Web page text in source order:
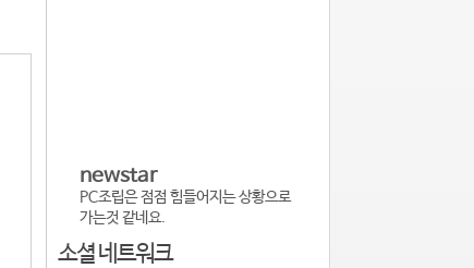
newstar
PC조립은 점점 힘들어지는 상황으로
가는것 같네요.
소셜 네트워크